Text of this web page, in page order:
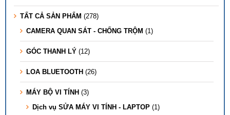
TẤT CẢ SẢN PHẨM (278)
CAMERA QUAN SÁT - CHỐNG TRỘM (1)
GÓC THANH LÝ (12)
LOA BLUETOOTH (26)
MÁY BỘ VI TÍNH (3)
Dịch vụ SỬA MÁY VI TÍNH - LAPTOP (1)